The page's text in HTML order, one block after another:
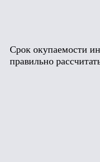
Срок окупаемости
правильно